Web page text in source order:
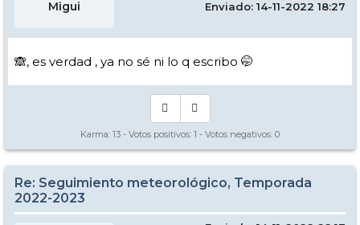
Migui Enviado: 14-11-2022 18:27
🙈, es verdad , ya no sé ni lo q escribo 🤭
Karma: 13 - Votos positivos: 1 - Votos negativos: 0
Re: Seguimiento meteorológico, Temporada
2022-2023